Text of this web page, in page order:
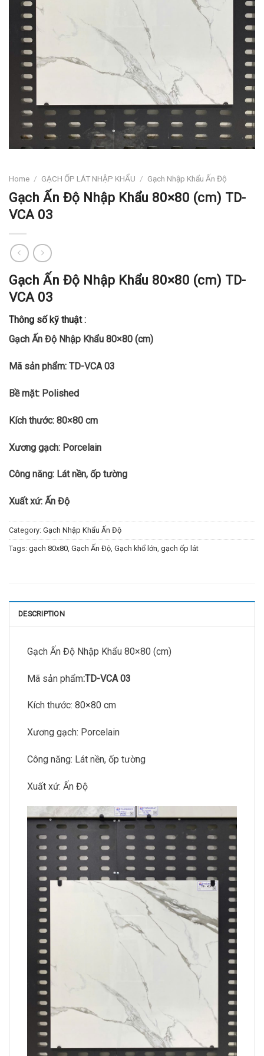
Home / GẠCH ỐP LÁT NHẬP KHẨU / Gạch Nhập Khẩu Ấn Độ
Gạch Ấn Độ Nhập Khẩu 80×80 (cm) TD-
VCA 03
Gạch Ấn Độ Nhập Khẩu 80×80 (cm) TD-
VCA 03
Thông số kỹ thuật :
Gạch Ấn Độ Nhập Khẩu 80×80 (cm)
Mã sản phẩm: TD-VCA 03
Bề mặt: Polished
Kích thước: 80×80 cm
Xương gạch: Porcelain
Công năng: Lát nền, ốp tường
Xuất xứ: Ấn Độ
Category: Gạch Nhập Khẩu Ấn Độ
Tags: gạch 80x80, Gạch Ấn Độ, Gạch khổ lớn, gạch ốp lát
DESCRIPTION
Gạch Ấn Độ Nhập Khẩu 80×80 (cm)
Mã sản phẩm:TD-VCA 03
Kích thước: 80×80 cm
Xương gạch: Porcelain
Công năng: Lát nền, ốp tường
Xuất xứ: Ấn Độ